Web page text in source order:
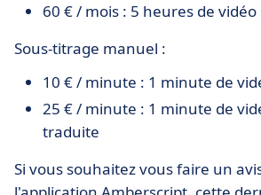
60 € / mois : 5 heures de
Sous-titrage manuel :
10 € / minute : 1 minute de
25 € / minute : 1 minute de
traduite
Si vous souhaitez vous faire un